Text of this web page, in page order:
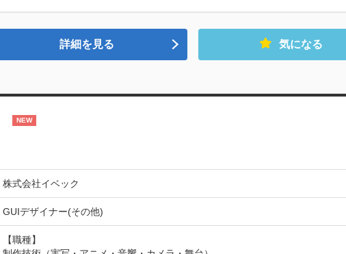
詳細を見る 気になる
NEW
株式会社イベック
GUIデザイナー(その他)
【職種】